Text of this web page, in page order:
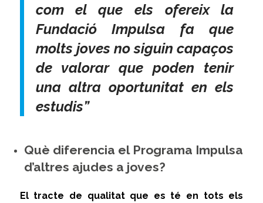
com el que els ofereix la
Fundació Impulsa fa que
molts joves no siguin capaços
de valorar que poden tenir
una altra oportunitat en els
estudis”
Què diferencia el Programa Impulsa
d’altres ajudes a joves?
El tracte de qualitat que es té en tots els